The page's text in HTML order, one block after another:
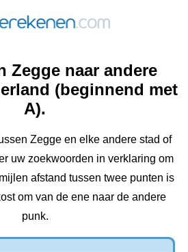
Zegge naar andere
(beginnend met
A).
Zegge en elke andere stad of
uw zoekwoorden in verklaring om
afstand tussen twee punten is
om van de ene naar de andere
punk.